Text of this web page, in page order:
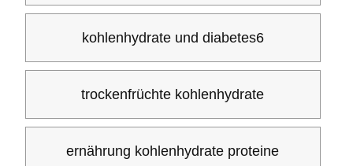
kohlenhydrate und diabetes6
trockenfrüchte kohlenhydrate
ernährung kohlenhydrate proteine